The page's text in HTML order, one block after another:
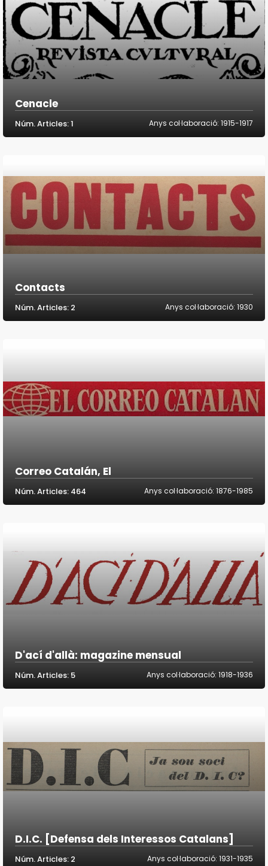
Cenacle
Núm. Articles: 1 Anys col·laboració: 1915-1917
Contacts
Núm. Articles: 2 Anys col·laboració: 1930
Correo Catalán, El
Núm. Articles: 464 Anys col·laboració: 1876-1985
D'ací d'allà: magazine mensual
Núm. Articles: 5 Anys col·laboració: 1918-1936
D.I.C. [Defensa dels Interessos Catalans]
Núm. Articles: 2 Anys col·laboració: 1931-1935